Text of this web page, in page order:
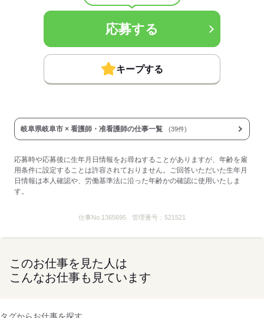
■オンコール所持手当：
平日メイン1,500円／サブ1,000円、土日年末年始メイン2,250円／サ
■オンコール対応手当：1,500円/件 ＊受電対応時に支給
■緊急訪問手当（60分以内のケア）：
≪平日≫5,100円 ≪平日夜間≫6,100円≪休日≫5,500円 ≪休日夜間
≫6,500円
※上記手当は四半期ごとに賞与として支給
---
■受動喫煙防止措置：屋内禁煙
応募する
キープする
岐阜県岐阜市 × 看護師・准看護師の仕事一覧 (39件)
応募時や応募後に生年月日情報をお尋ねすることがありますが、年齢を雇
用条件に設定することは許容されておりません。ご回答いただいた生年月
日情報は本人確認や、労働基準法に沿った年齢かの確認に使用いたしま
す。
仕事No. 1365695 管理番号： 521521
このお仕事を見た人は
こんなお仕事も見ています